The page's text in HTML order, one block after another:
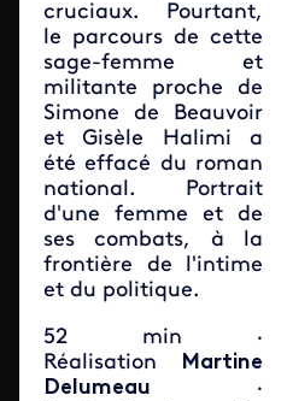
cruciaux. Pourtant,
le parcours de cette
sage-femme et
militante proche de
Simone de Beauvoir
et Gisèle Halimi a
été effacé du roman
national. Portrait
d'une femme et de
ses combats, à la
frontière de l'intime
et du politique.
52 min ·
Réalisation Martine
Delumeau ·